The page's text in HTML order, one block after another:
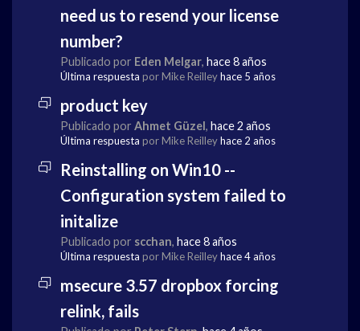
need us to resend your license
number?
Publicado por Eden Melgar, hace 8 años
Última respuesta por Mike Reilleyhace 5 años
product key
Publicado por Ahmet Güzel, hace 2 años
Última respuesta por Mike Reilleyhace 2 años
Reinstalling on Win10 --
Configuration system failed to
initalize
Publicado por scchan, hace 8 años
Última respuesta por Mike Reilleyhace 4 años
msecure 3.57 dropbox forcing
relink, fails